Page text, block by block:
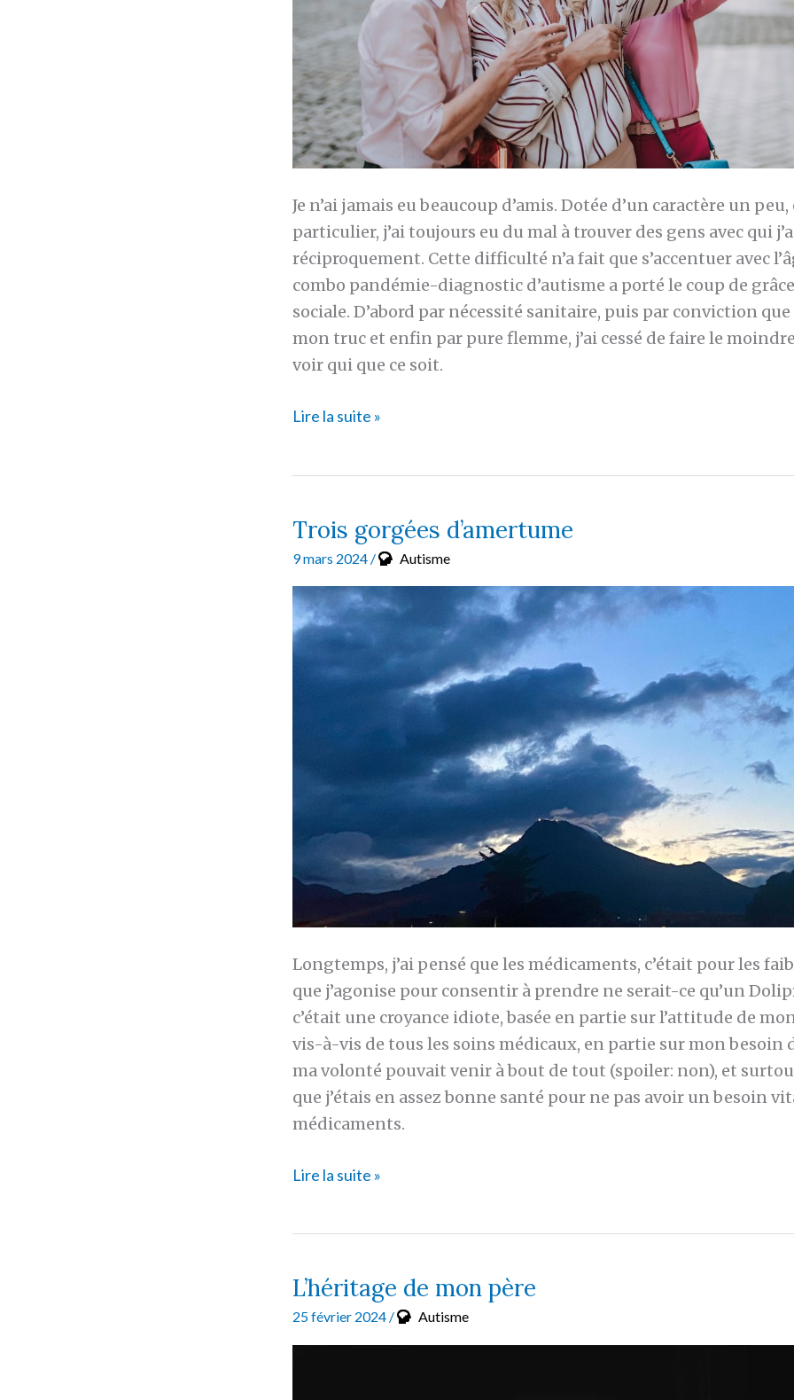
Je n’ai jamais eu beaucoup d’amis. Dotée d’un caractère un peu,
particulier, j’ai toujours eu du mal à trouver des gens avec qui
réciproquement. Cette difficulté n’a fait que s’accentuer avec
combo pandémie-diagnostic d’autisme a porté le coup de
sociale. D’abord par nécessité sanitaire, puis par conviction que
mon truc et enfin par pure flemme, j’ai cessé de faire le
voir qui que ce soit.
Objectif:
sociale
Lire la suite »
Trois gorgées d’amertume
9 mars 2024 / Autisme
Longtemps, j’ai pensé que les médicaments, c’était pour les
que j’agonise pour consentir à prendre ne serait-ce qu’un
c’était une croyance idiote, basée en partie sur l’attitude de
vis-à-vis de tous les soins médicaux, en partie sur mon besoin
ma volonté pouvait venir à bout de tout (spoiler: non), et
que j’étais en assez bonne santé pour ne pas avoir un besoin
médicaments.
Trois
Lire la suite »
L’héritage de mon père
25 février 2024 / Autisme